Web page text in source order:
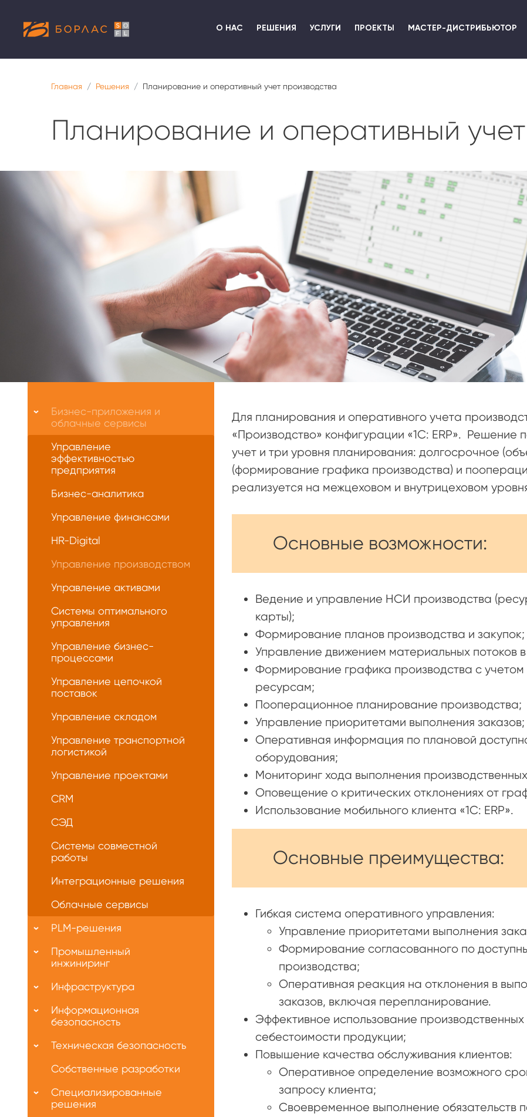
О НАС РЕШЕНИЯ УСЛУГИ ПРОЕКТЫ МАСТЕР-ДИСТРИБЬЮТОР
Главная Решения Планирование и оперативный учет производства
Планирование и оперативный
Для планирования и оперативного учета
«Производство» конфигурации «1С: ERP». Решение
учет и три уровня планирования: долгосрочное
(формирование графика производства) и
реализуется на межцеховом и внутрицеховом
Основные возможности:
Ведение и управление НСИ производства
карты);
Формирование планов производства и закупок;
Управление движением материальных потоков
Формирование графика производства с
ресурсам;
Пооперационное планирование производства;
Управление приоритетами выполнения заказов;
Оперативная информация по плановой
оборудования;
Мониторинг хода выполнения
Оповещение о критических отклонениях от
Использование мобильного клиента «1С:
Основные преимущества:
Гибкая система оперативного управления:
Управление приоритетами выполнения
Формирование согласованного по
производства;
Оперативная реакция на отклонения в
заказов, включая перепланирование.
Эффективное использование
себестоимости продукции;
Повышение качества обслуживания клиентов:
Оперативное определение возможного
запросу клиента;
Своевременное выполнение обязательств
нас
Бизнес-приложения и
облачные сервисы
Управление
эффективностью
предприятия
Бизнес-аналитика
Управление финансами
HR-Digital
Управление производством
Управление активами
Системы оптимального
управления
Управление бизнес-
процессами
Управление цепочкой
поставок
Управление складом
Управление транспортной
логистикой
Управление проектами
CRM
СЭД
Системы совместной
работы
Интеграционные решения
Облачные сервисы
PLM-решения
Промышленный
инжиниринг
Инфраструктура
Информационная
безопасность
Техническая безопасность
Собственные разработки
Специализированные
решения